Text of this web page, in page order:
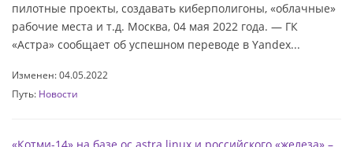
пилотные проекты, создавать киберполигоны, «облачные»
рабочие места и т.д. Москва, 04 мая 2022 года. — ГК
«Астра» сообщает об успешном переводе в Yandex...
Изменен: 04.05.2022
Путь: Новости